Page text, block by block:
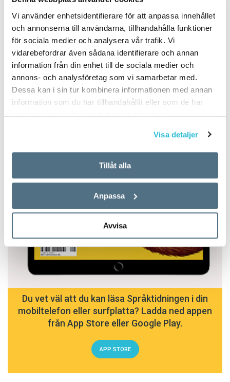
Vi använder enhetsidentifierare för att anpassa innehållet
och annonserna till användarna, tillhandahålla funktioner
för sociala medier och analysera vår trafik. Vi
vidarebefordrar även sådana identifierare och annan
information från din enhet till de sociala medier och
annons- och analysföretag som vi samarbetar med.
Dessa kan i sin tur kombinera informationen med annan
information som du har tillhandahållit eller som de har
samlat in när du har använt deras tjänster.
Visa detaljer
Tillåt alla
Anpassa
Avvisa
Du vet väl att du kan läsa Språktidningen i din
mobiltelefon eller surfplatta? Ladda ned appen
från App Store eller Google Play.
APP STORE